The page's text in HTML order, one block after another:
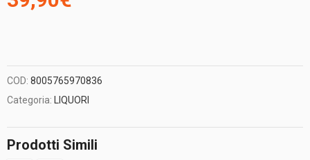
COD: 8005765970836
Categoria:
LIQUORI
Prodotti Simili